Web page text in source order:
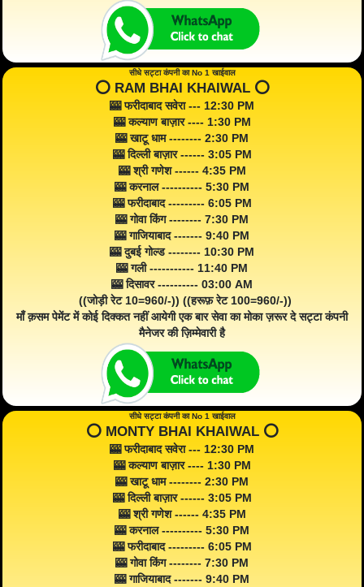
सीधे सट्टा कंपनी का No 1 खाईवाल
⭕️ RAM BHAI KHAIWAL ⭕️
🎰 फरीदाबाद सवेरा --- 12:30 PM
🎰 कल्याण बाज़ार ---- 1:30 PM
🎰 खाटू धाम -------- 2:30 PM
🎰 दिल्ली बाज़ार ------ 3:05 PM
🎰 श्री गणेश ------ 4:35 PM
🎰 करनाल ---------- 5:30 PM
🎰 फरीदाबाद --------- 6:05 PM
🎰 गोवा किंग -------- 7:30 PM
🎰 गाजियाबाद ------- 9:40 PM
🎰 दुबई गोल्ड -------- 10:30 PM
🎰 गली ----------- 11:40 PM
🎰 दिसावर ---------- 03:00 AM
((जोड़ी रेट 10=960/-)) ((हरूफ़ रेट 100=960/-))
माँ क़सम पेमेंट में कोई दिक्कत नहीं आयेगी एक बार सेवा का मोका ज़रूर दे सट्टा कंपनी
मैनेजर की ज़िम्मेवारी है
सीधे सट्टा कंपनी का No 1 खाईवाल
⭕️ MONTY BHAI KHAIWAL ⭕️
🎰 फरीदाबाद सवेरा --- 12:30 PM
🎰 कल्याण बाज़ार ---- 1:30 PM
🎰 खाटू धाम -------- 2:30 PM
🎰 दिल्ली बाज़ार ------ 3:05 PM
🎰 श्री गणेश ------ 4:35 PM
🎰 करनाल ---------- 5:30 PM
🎰 फरीदाबाद --------- 6:05 PM
🎰 गोवा किंग -------- 7:30 PM
🎰 गाजियाबाद ------- 9:40 PM